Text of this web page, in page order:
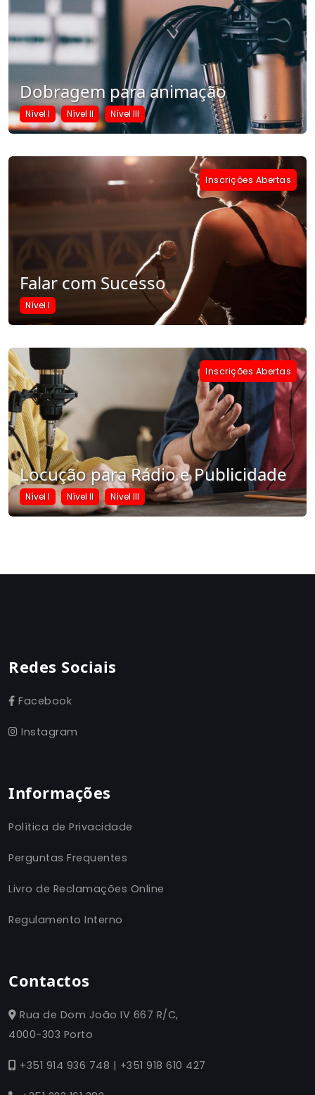
Dobragem para animação
Nível I Nível II Nível III
Inscrições Abertas
Falar com Sucesso
Nível I
Inscrições Abertas
Locução para Rádio e Publicidade
Nível I Nível II Nível III
Redes Sociais
Facebook
Instagram
Informações
Política de Privacidade
Perguntas Frequentes
Livro de Reclamações Online
Regulamento Interno
Contactos
Rua de Dom João IV 667 R/C,
4000-303 Porto
+351 914 936 748 | +351 918 610 427